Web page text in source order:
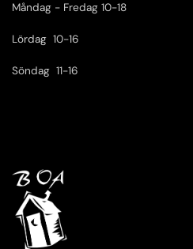
Måndag - Fredag 10-18
Lördag 10-16
Söndag 11-16